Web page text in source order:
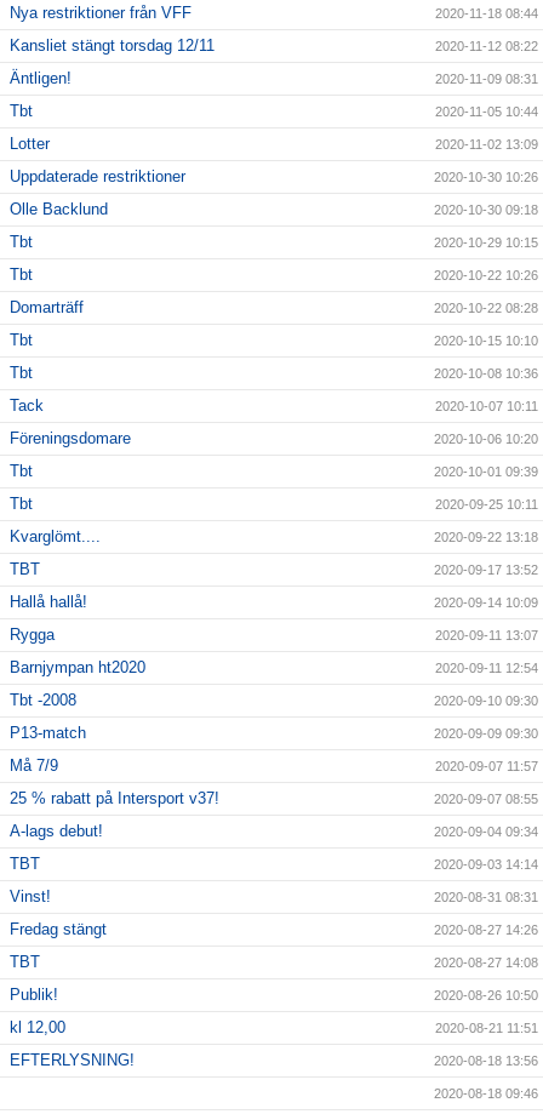
Nya restriktioner från VFF 2020-11-18 08:44
Kansliet stängt torsdag 12/11 2020-11-12 08:22
Äntligen! 2020-11-09 08:31
Tbt 2020-11-05 10:44
Lotter 2020-11-02 13:09
Uppdaterade restriktioner 2020-10-30 10:26
Olle Backlund 2020-10-30 09:18
Tbt 2020-10-29 10:15
Tbt 2020-10-22 10:26
Domarträff 2020-10-22 08:28
Tbt 2020-10-15 10:10
Tbt 2020-10-08 10:36
Tack 2020-10-07 10:11
Föreningsdomare 2020-10-06 10:20
Tbt 2020-10-01 09:39
Tbt 2020-09-25 10:11
Kvarglömt.... 2020-09-22 13:18
TBT 2020-09-17 13:52
Hallå hallå! 2020-09-14 10:09
Rygga 2020-09-11 13:07
Barnjympan ht2020 2020-09-11 12:54
Tbt -2008 2020-09-10 09:30
P13-match 2020-09-09 09:30
Må 7/9 2020-09-07 11:57
25 % rabatt på Intersport v37! 2020-09-07 08:55
A-lags debut! 2020-09-04 09:34
TBT 2020-09-03 14:14
Vinst! 2020-08-31 08:31
Fredag stängt 2020-08-27 14:26
TBT 2020-08-27 14:08
Publik! 2020-08-26 10:50
kl 12,00 2020-08-21 11:51
EFTERLYSNING! 2020-08-18 13:56
2020-08-18 09:46